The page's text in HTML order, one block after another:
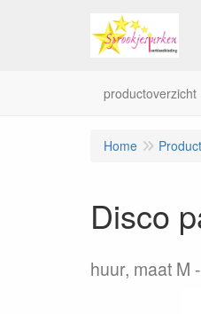
productoverzicht
Home
Disco
huur, maat M